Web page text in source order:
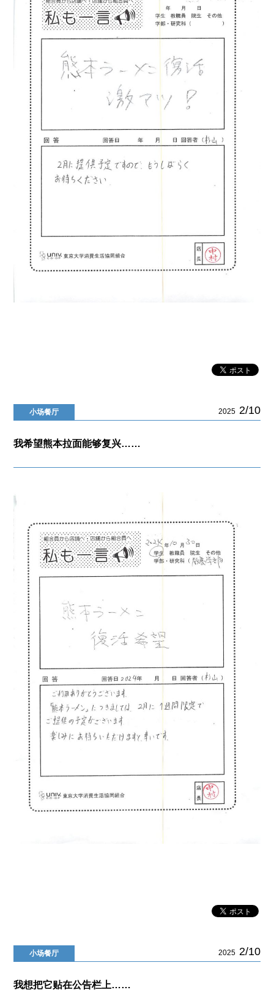
小场餐厅 2025 2/10
我希望熊本拉面能够复兴……
小场餐厅 2025 2/10
我想把它贴在公告栏上……